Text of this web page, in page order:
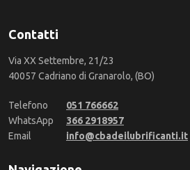
Contatti
Via XX Settembre, 21/23
40057 Cadriano di Granarolo, (BO)
Telefono
051 766662
WhatsApp
366 2918957
Email
info@cbadeilubrificanti.it